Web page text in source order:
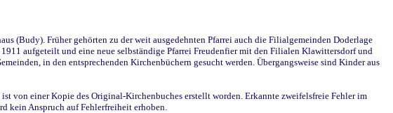
(Budy). Früher gehörten zu der weit ausgedehnten Pfarrei auch die Filialgemeinden Doderlage
aufgeteilt und eine neue selbständige Pfarrei Freudenfier mit den Filialen Klawittersdorf und
in den entsprechenden Kirchenbüchern gesucht werden. Übergangsweise sind Kinder aus
von einer Kopie des Original-Kirchenbuches erstellt worden. Erkannte zweifelsfreie Fehler im
kein Anspruch auf Fehlerfreiheit erhoben.